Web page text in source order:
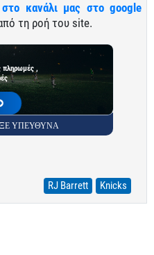
στο κανάλι μας στο google
τη ροή του site.
πληρωμές ,
ΥΠΕΥΘΥΝΑ
RJ Barrett Knicks